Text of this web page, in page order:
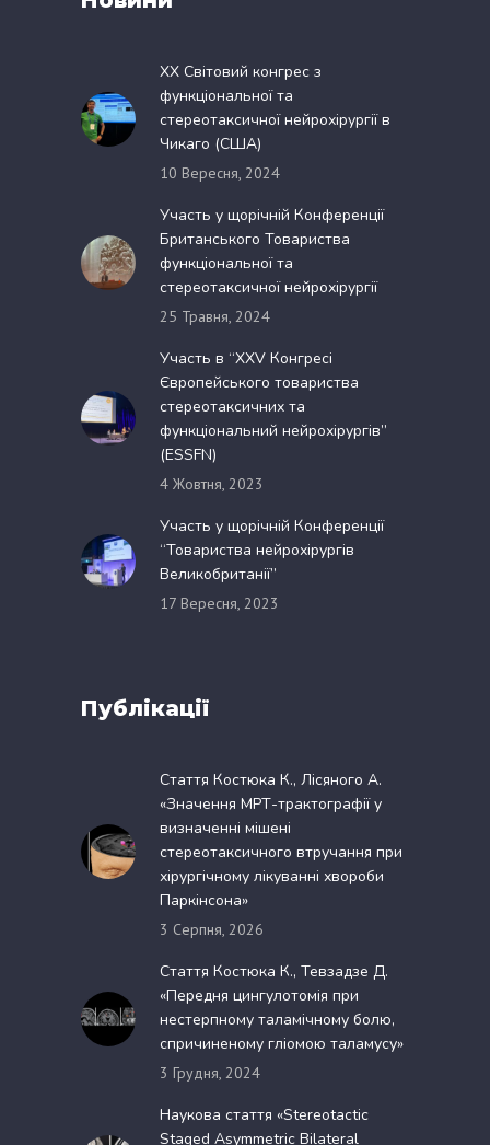
XX Світовий конгрес з
функціональної та
стереотаксичної нейрохірургії в
Чикаго (США)
10 Вересня, 2024
Участь у щорічній Конференції
Британського Товариства
функціональної та
стереотаксичної нейрохірургії
25 Травня, 2024
Участь в “XXV Конгресі
Європейського товариства
стереотаксичних та
функціональний нейрохірургів”
(ESSFN)
4 Жовтня, 2023
Участь у щорічній Конференції
“Товариства нейрохірургів
Великобританії”
17 Вересня, 2023
Публікації
Стаття Костюка К., Лісяного А.
«Значення МРТ-трактографії у
визначенні мішені
стереотаксичного втручання при
хірургічному лікуванні хвороби
Паркінсона»
3 Серпня, 2026
Стаття Костюка К., Тевзадзе Д.
«Передня цингулотомія при
нестерпному таламічному болю,
спричиненому гліомою таламусу»
3 Грудня, 2024
Наукова стаття «Stereotactic
Staged Asymmetric Bilateral